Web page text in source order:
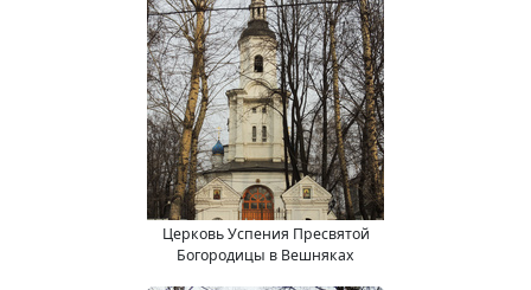
Церковь Успения Пресвятой
Богородицы в Вешняках